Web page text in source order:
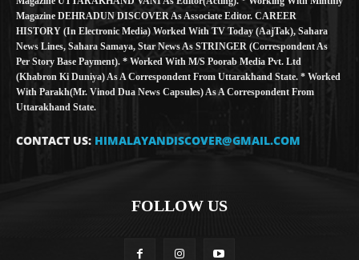
Magazine DEHRADUN DISCOVER As Associate Editor. CAREER
HISTORY (in Electronic Media) Worked With TV Today (AajTak), Sahara
News Lines, Sahara Samaya, Star News As STRINGER (Correspondent As
Per Story Base Payment). * Worked With M/S Poorab Media Pvt. Ltd
(Khabron Ki Duniya) As A Correspondent From Uttarakhand State. * Worked
With Parakh(Mr. Vinod Dua News Capsules) As A Correspondent From
Uttarakhand State.
CONTACT US: HIMALAYANDISCOVER@GMAIL.COM
FOLLOW US